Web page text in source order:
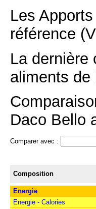
Les
référence
La dernière
aliments de
Daco Bello
Comparer avec :
Composition
Energie
Energie - Calories